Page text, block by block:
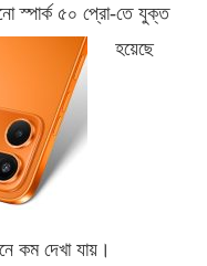
স্পার্ক ৫০ প্রো-তে যুক্ত
হয়েছে
কম দেখা যায়।